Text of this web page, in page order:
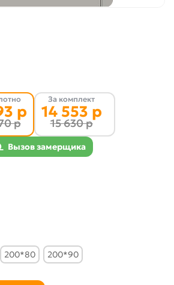
р
р
За комплект
15 630 р
14 553 р
Вызов замерщика
200*80 200*90